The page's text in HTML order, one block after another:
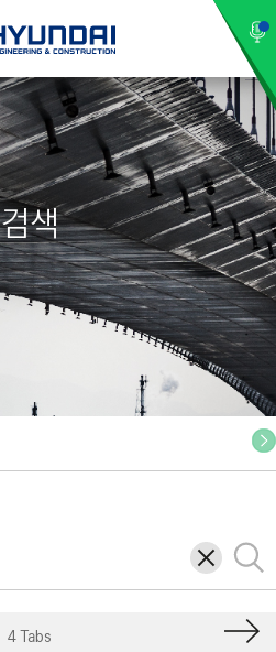
검색
삭
제
검
색
4 Tabs